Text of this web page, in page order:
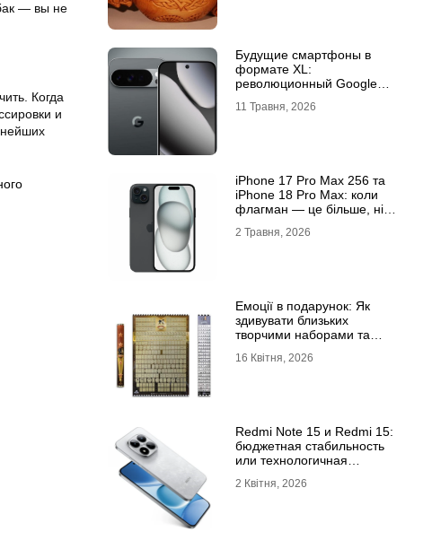
— вы не
Когда
и
Будущие смартфоны в
формате XL:
революционный Google
11 Травня, 2026
iРhone 17 Рro Мax 256 та
iРhone 18 Рro Мax: коли
флагман — це більше, ніж
2 Травня, 2026
Емоції в подарунок: Як
здивувати близьких
творчими наборами та
16 Квітня, 2026
Redmi Note 15 и Redmi 15:
бюджетная стабильность
или технологичная
2 Квітня, 2026